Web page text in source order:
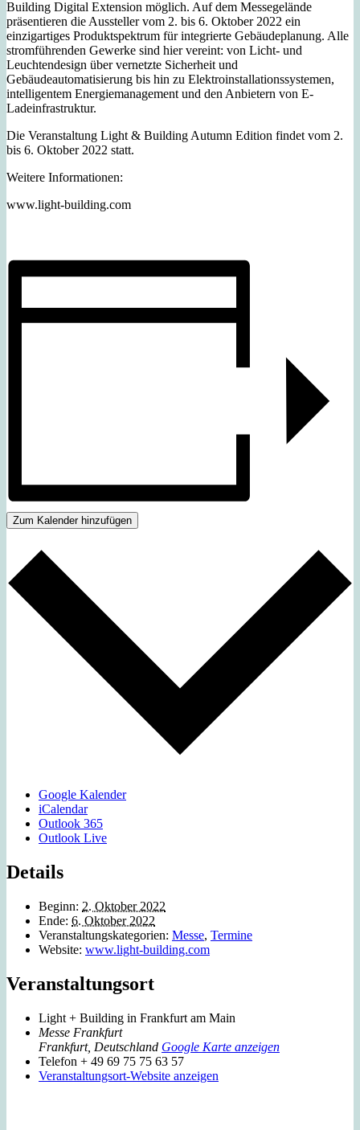
Building Digital Extension möglich. Auf dem Messegelände
präsentieren die Aussteller vom 2. bis 6. Oktober 2022 ein
einzigartiges Produktspektrum für integrierte Gebäudeplanung. Alle
stromführenden Gewerke sind hier vereint: von Licht- und
Leuchtendesign über vernetzte Sicherheit und
Gebäudeautomatisierung bis hin zu Elektroinstallationssystemen,
intelligentem Energiemanagement und den Anbietern von E-
Ladeinfrastruktur.
Die Veranstaltung Light & Building Autumn Edition findet vom 2.
bis 6. Oktober 2022 statt.
Weitere Informationen:
www.light-building.com
Zum Kalender hinzufügen
Google Kalender
iCalendar
Outlook 365
Outlook Live
Details
Beginn: 2. Oktober 2022
Ende: 6. Oktober 2022
Veranstaltungskategorien: Messe, Termine
Website: www.light-building.com
Veranstaltungsort
Light + Building in Frankfurt am Main
Messe Frankfurt
Frankfurt, Deutschland Google Karte anzeigen
Telefon + 49 69 75 75 63 57
Veranstaltungsort-Website anzeigen